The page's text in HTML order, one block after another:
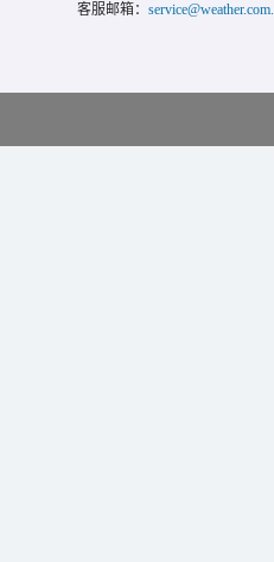
客服邮箱：